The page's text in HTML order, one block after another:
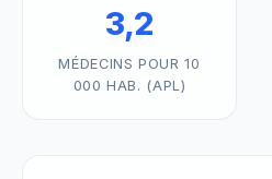
3,2
MÉDECINS POUR 10
000 HAB. (APL)